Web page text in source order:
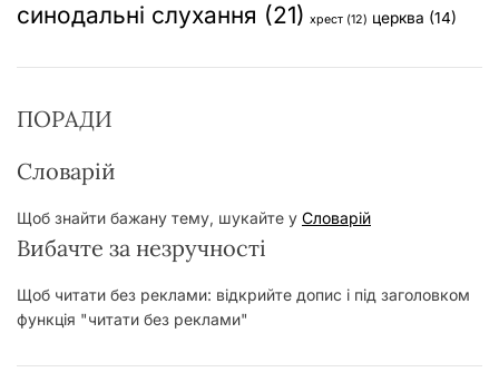
синодальні слухання (21) хрест (12) церква (14)
ПОРАДИ
Словарій
Щоб знайти бажану тему, шукайте у Словарій
Вибачте за незручності
Щоб читати без реклами: відкрийте допис і під заголовком
функція "читати без реклами"